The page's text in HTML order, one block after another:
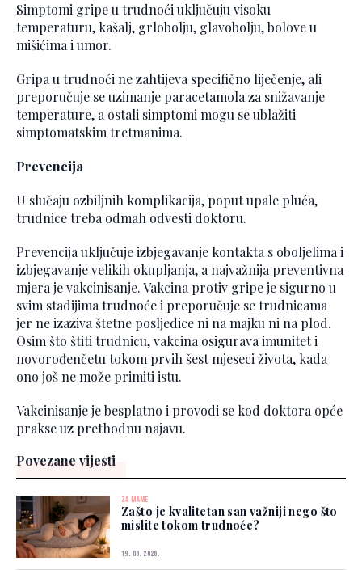
Simptomi gripe u trudnoći uključuju visoku
temperaturu, kašalj, grlobolju, glavobolju, bolove u
mišićima i umor.
Gripa u trudnoći ne zahtijeva specifično liječenje, ali
preporučuje se uzimanje paracetamola za snižavanje
temperature, a ostali simptomi mogu se ublažiti
simptomatskim tretmanima.
Prevencija
U slučaju ozbiljnih komplikacija, poput upale pluća,
trudnice treba odmah odvesti doktoru.
Prevencija uključuje izbjegavanje kontakta s oboljelima i
izbjegavanje velikih okupljanja, a najvažnija preventivna
mjera je vakcinisanje. Vakcina protiv gripe je sigurno u
svim stadijima trudnoće i preporučuje se trudnicama
jer ne izaziva štetne posljedice ni na majku ni na plod.
Osim što štiti trudnicu, vakcina osigurava imunitet i
novorođenčetu tokom prvih šest mjeseci života, kada
ono još ne može primiti istu.
Vakcinisanje je besplatno i provodi se kod doktora opće
prakse uz prethodnu najavu.
Povezane vijesti
ZA MAME
Zašto je kvalitetan san važniji nego što
mislite tokom trudnoće?
19. 06. 2026.